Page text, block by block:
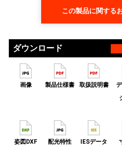
この製品に関する
ダウンロード
画像 製品仕様書 取扱説明書
姿図DXF 配光特性 IESデータ